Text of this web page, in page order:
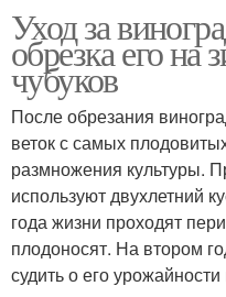
Уход за
обрезка его на
чубуков
После обрезания
веток с самых
размножения культуры.
используют двухлетний
года жизни проходят
плодоносят. На втором
судить о его